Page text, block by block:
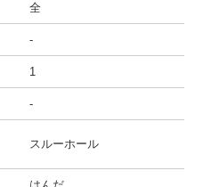
全
-
1
-
スルーホール